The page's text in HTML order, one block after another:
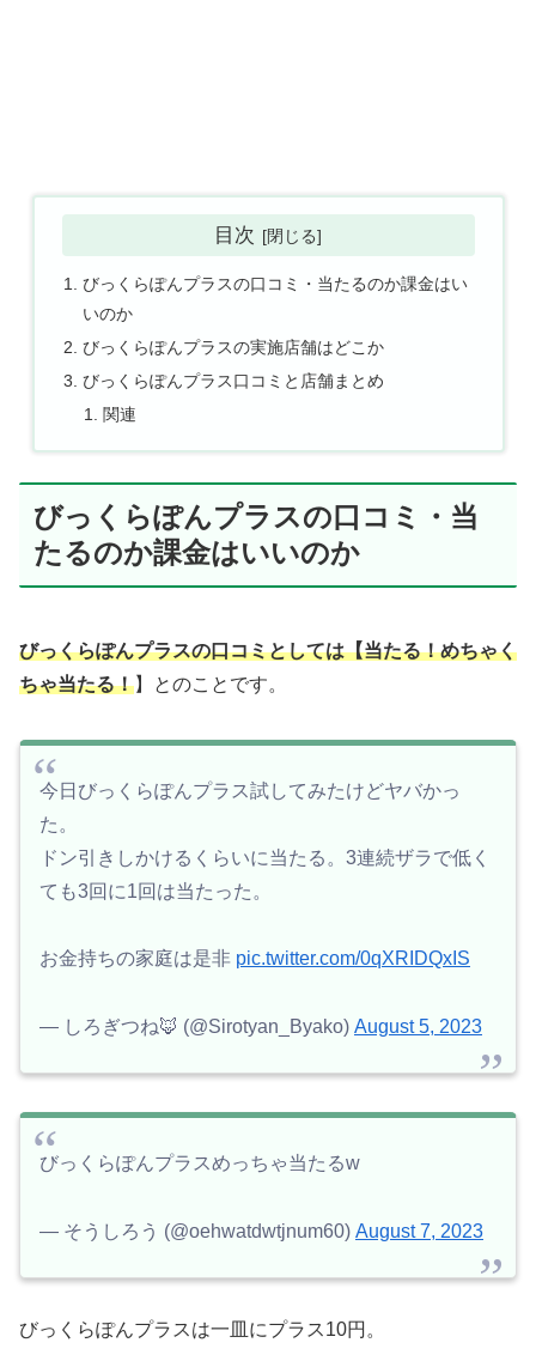
目次
びっくらぽんプラスの口コミ・当たるのか課金はい
いのか
びっくらぽんプラスの実施店舗はどこか
びっくらぽんプラス口コミと店舗まとめ
関連
びっくらぽんプラスの口コミ・当
たるのか課金はいいのか
びっくらぽんプラスの口コミとしては【当たる！めちゃく
ちゃ当たる！】とのことです。
今日びっくらぽんプラス試してみたけどヤバかっ
た。
ドン引きしかけるくらいに当たる。3連続ザラで低く
ても3回に1回は当たった。
お金持ちの家庭は是非 pic.twitter.com/0qXRIDQxIS
— しろぎつね🦊 (@Sirotyan_Byako) August 5, 2023
びっくらぽんプラスめっちゃ当たるw
— そうしろう (@oehwatdwtjnum60) August 7, 2023
びっくらぽんプラスは一皿にプラス10円。